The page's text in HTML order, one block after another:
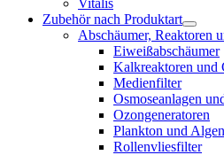
Zubehör nach Produktart
Abschäumer, Reaktoren
Eiweißabschäumer
Kalkreaktoren und
Medienfilter
Osmoseanlagen
Ozongeneratoren
Plankton und
Rollenvliesfilter